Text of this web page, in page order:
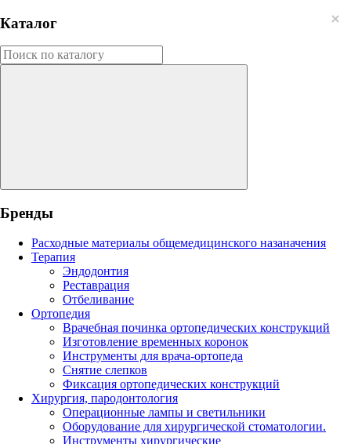
Каталог
Бренды
Расходные материалы общемедицинского назаначения
Терапия
Эндодонтия
Реставрация
Отбеливание
Ортопедия
Врачебная починка ортопедических конструкций
Изготовление временных коронок
Инструменты для врача-ортопеда
Снятие слепков
Фиксация ортопедических конструкций
Хирургия, пародонтология
Операционные лампы и светильники
Оборудование для хирургической стоматологии.
Инструменты хирургические